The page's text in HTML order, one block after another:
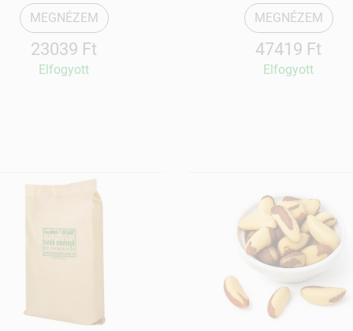
MEGNÉZEM
23039 Ft
Elfogyott
MEGNÉZEM
47419 Ft
Elfogyott